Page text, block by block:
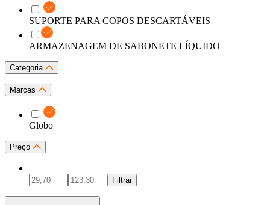
SUPORTE PARA COPOS DESCARTÁVEIS
ARMAZENAGEM DE SABONETE LÍQUIDO
Categoria
Marcas
Globo
Preço
Filtrar